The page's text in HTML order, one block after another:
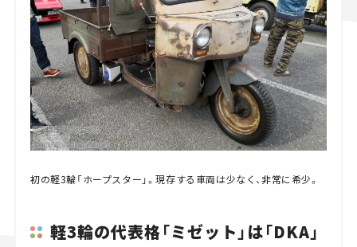
初の軽3輪「ホープスター」。現存する車両は少なく、非常に希少。
軽3輪の代表格「ミゼット」は「DKA」